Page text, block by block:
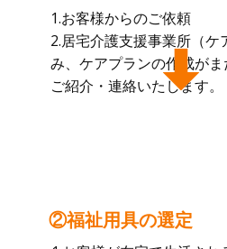
1.お客様からのご依頼
2.居宅介護支援事業所（ケ
み、ケアプランの作成が
ご紹介・連絡いたします。
②福祉用具の選定